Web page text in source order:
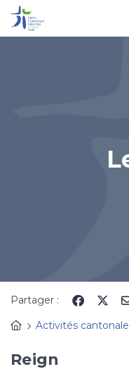
Partager :
Activités
Reign
Panneau de gestion